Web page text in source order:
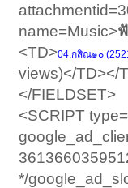
name=Music>
<TD>04.กสิณ๑๐
views)</TD></
</FIELDSET>
<SCRIPT
*/